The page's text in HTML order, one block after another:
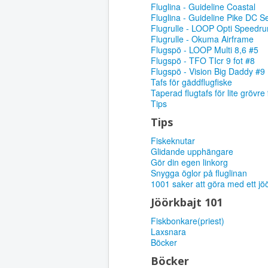
Fluglina - Guideline Coastal
Fluglina - Guideline Pike DC
Flugrulle - LOOP Opti
Flugrulle - Okuma Airframe
Flugspö - LOOP Multi 8,6 #5
Flugspö - TFO TIcr 9 fot #8
Flugspö - Vision Big Daddy #9
Tafs för gäddflugfiske
Taperad flugtafs för lite grövre
Tips
Tips
Fiskeknutar
Glidande upphängare
Gör din egen linkorg
Snygga öglor på fluglinan
1001 saker att göra med ett
Jöörkbajt 101
Fiskbonkare(priest)
Laxsnara
Böcker
Böcker